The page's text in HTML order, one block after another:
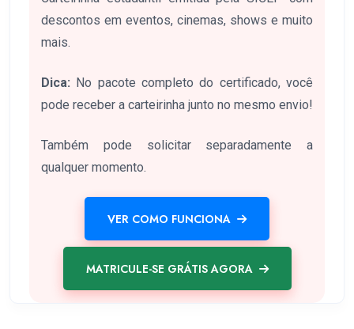
descontos em eventos, cinemas, shows e muito
mais.
Dica: No pacote completo do certificado, você
pode receber a carteirinha junto no mesmo envio!
Também pode solicitar separadamente a
qualquer momento.
VER COMO FUNCIONA
MATRICULE-SE GRÁTIS AGORA